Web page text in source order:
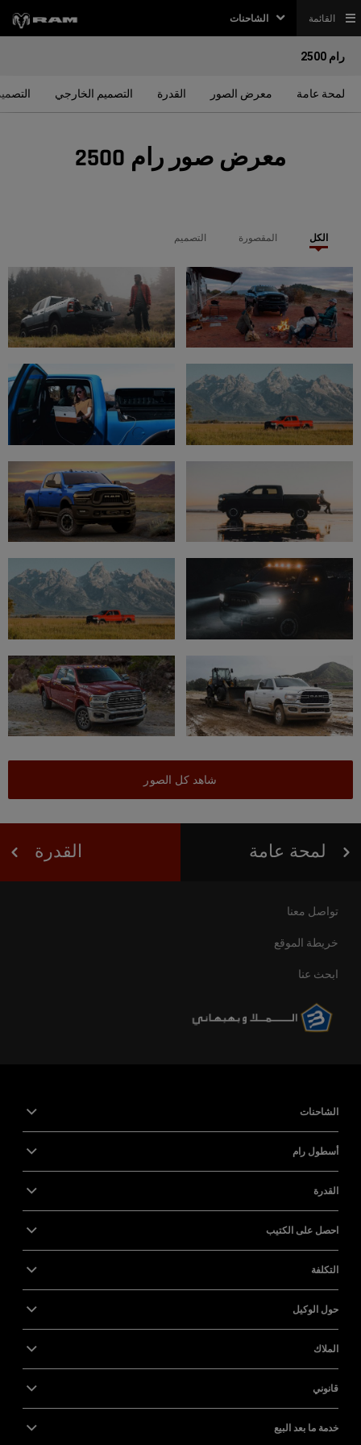
الشاحنات القائمة
رام 2500
لمحة عامة معرض الصور القدرة التصميم الخارجي
معرض صور رام 2500
الكل المقصورة التصميم
شاهد كل الصور
لمحة عامة القدرة
تواصل معنا
خريطة الموقع
ابحث عنا
الشاحنات
أسطول رام
القدرة
احصل على الكتيب
التكلفة
حول الوكيل
الملاك
قانوني
خدمة ما بعد البيع